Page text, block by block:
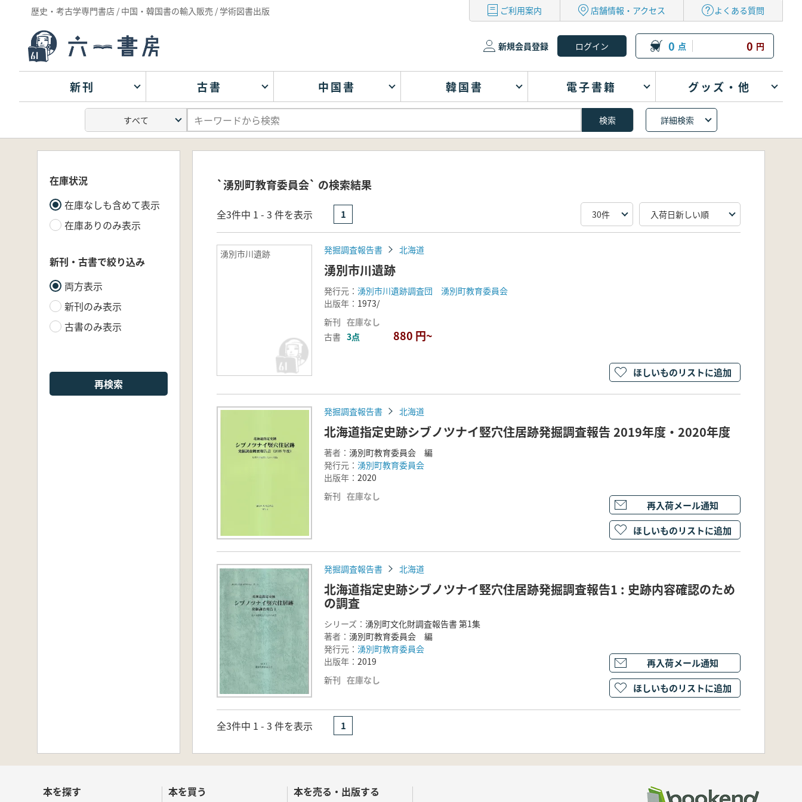
歴史・考古学専門書店 / 中国・韓国書の輸入販売 / 学術図書出版 ご利用案内 店舗情報・アクセス よくある質問
新規会員登録 0 点 0 円
新刊 古書 中国書 韓国書 電子書籍 グッズ・他
詳細検索
在庫状況
在庫なしも含めて表示
在庫ありのみ表示
新刊・古書で絞り込み
両方表示
新刊のみ表示
古書のみ表示
再検索
`湧別町教育委員会` の検索結果
全3件中 1 - 3 件を表示 1
湧別市川遺跡 発掘調査報告書 北海道
湧別市川遺跡
発行元： 湧別市川遺跡調査団 湧別町教育委員会
出版年： 1973/
新刊 在庫なし
古書 3点 880 円~
ほしいものリストに追加
発掘調査報告書 北海道
北海道指定史跡シブノツナイ竪穴住居跡発掘調査報告 2019年度・2020年度
著者： 湧別町教育委員会 編
発行元： 湧別町教育委員会
出版年： 2020
新刊 在庫なし
再入荷メール通知
ほしいものリストに追加
発掘調査報告書 北海道
北海道指定史跡シブノツナイ竪穴住居跡発掘調査報告1 : 史跡内容確認のため
の調査
シリーズ： 湧別町文化財調査報告書 第1集
著者： 湧別町教育委員会 編
発行元： 湧別町教育委員会
出版年： 2019
新刊 在庫なし
再入荷メール通知
ほしいものリストに追加
全3件中 1 - 3 件を表示 1
本を探す 本を買う 本を売る・出版する